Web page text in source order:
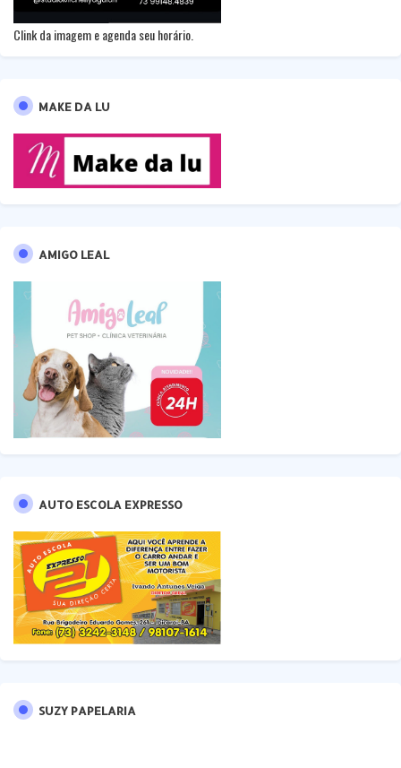
Clink da imagem e agenda seu horário.
MAKE DA LU
AMIGO LEAL
AUTO ESCOLA EXPRESSO
SUZY PAPELARIA